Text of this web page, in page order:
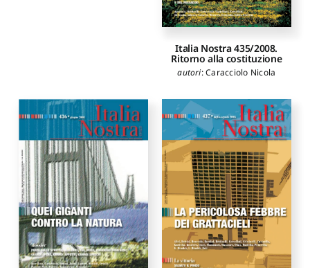
Italia Nostra 435/2008.
Ritorno alla costituzione
autori:Caracciolo Nicola